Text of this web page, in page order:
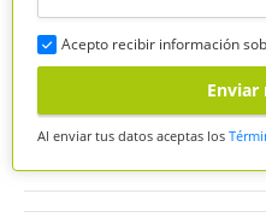
Acepto recibir información
Enviar
Al enviar tus datos aceptas los